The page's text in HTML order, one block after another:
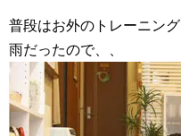
普段はお外のトレーニング
雨だったので、、